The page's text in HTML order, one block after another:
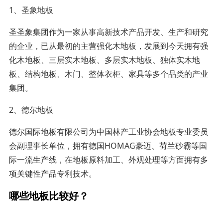
1、圣象地板
圣圣象集团作为一家从事高新技术产品开发、生产和研究
的企业，已从最初的主营强化木地板，发展到今天拥有强
化木地板、三层实木地板、多层实木地板、独体实木地
板、结构地板、木门、整体衣柜、家具等多个品类的产业
集团。
2、德尔地板
德尔国际地板有限公司为中国林产工业协会地板专业委员
会副理事长单位，拥有德国HOMAG豪迈、荷兰砂霸等国
际一流生产线，在地板原料加工、外观处理等方面拥有多
项关键性产品专利技术。
哪些地板比较好？